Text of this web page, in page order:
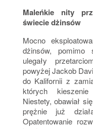
Maleńkie nity
świecie dżinsów
Mocno
dżinsów, pomimo
ulegały
powyżej Jackob
do Kalifornii z
których
Niestety, obawiał
prężnie już
Opatentowanie